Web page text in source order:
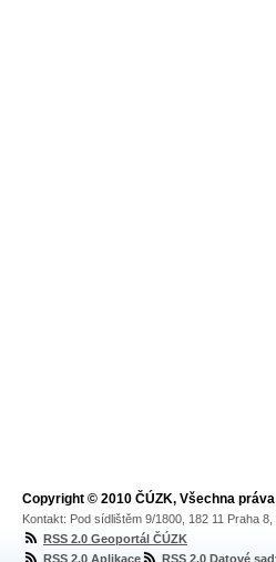
Copyright © 2010 ČÚZK, Všechna
Kontakt: Pod sídlištěm 9/1800, 182 11 Praha
RSS 2.0 Geoportál ČÚZK
RSS 2.0 Aplikace
RSS 2.0 Datové